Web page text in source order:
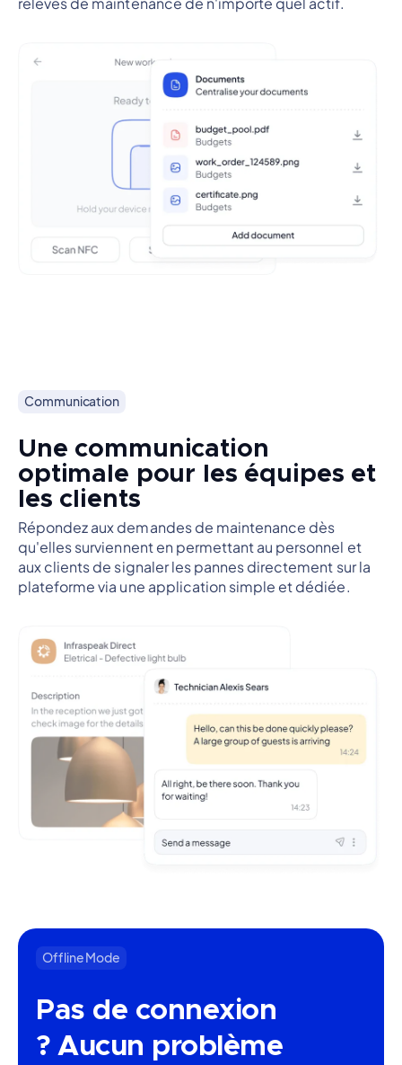
Communication
Une communication
optimale pour les équipes et
les clients
Répondez aux demandes de maintenance dès
qu'elles surviennent en permettant au personnel et
aux clients de signaler les pannes directement sur la
plateforme via une application simple et dédiée.
Offline Mode
Pas de connexion
? Aucun problème